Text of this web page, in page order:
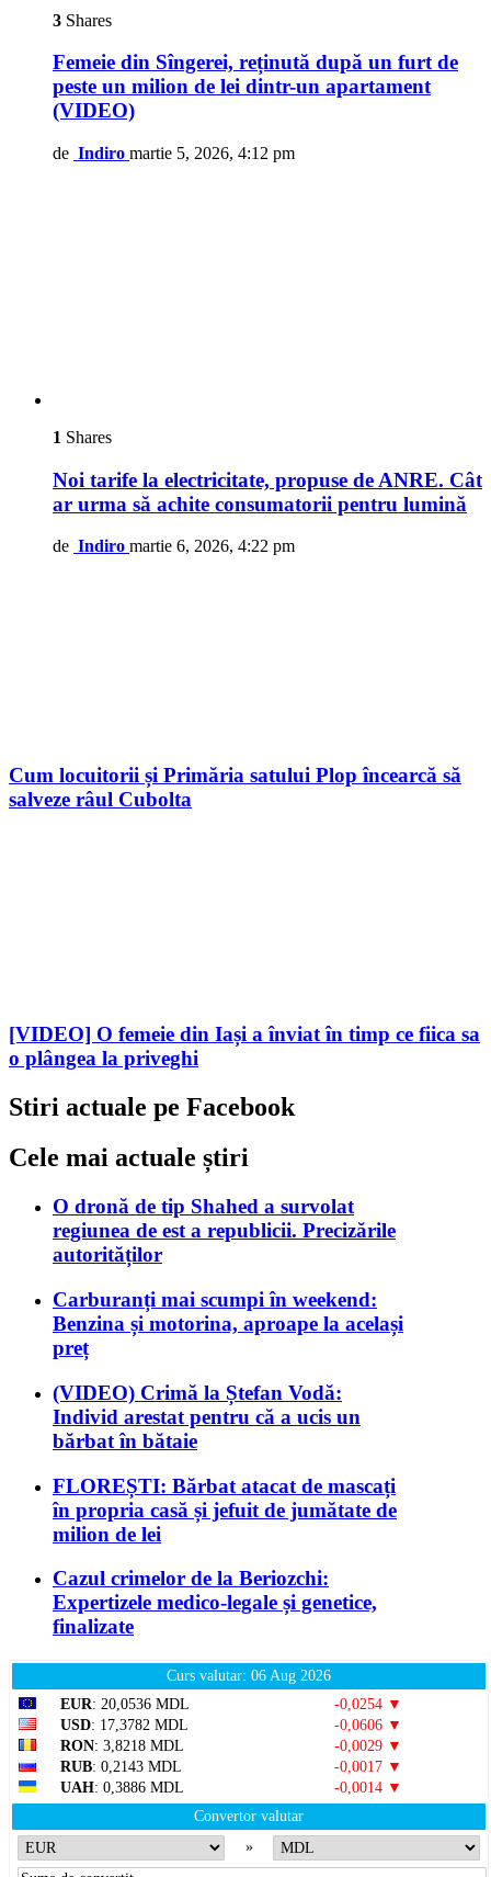
3 Shares
Femeie din Sîngerei, reținută după un furt de
peste un milion de lei dintr-un apartament
(VIDEO)
de Indiro martie 5, 2026, 4:12 pm
1 Shares
Noi tarife la electricitate, propuse de ANRE. Cât
ar urma să achite consumatorii pentru lumină
de Indiro martie 6, 2026, 4:22 pm
Cum locuitorii și Primăria satului Plop încearcă să
salveze râul Cubolta
[VIDEO] O femeie din Iași a înviat în timp ce fiica sa
o plângea la priveghi
Stiri actuale pe Facebook
Cele mai actuale știri
O dronă de tip Shahed a survolat
regiunea de est a republicii. Precizările
autorităților
Carburanți mai scumpi în weekend:
Benzina și motorina, aproape la același
preț
(VIDEO) Crimă la Ștefan Vodă:
Individ arestat pentru că a ucis un
bărbat în bătaie
FLOREȘTI: Bărbat atacat de mascați
în propria casă și jefuit de jumătate de
milion de lei
Cazul crimelor de la Beriozchi:
Expertizele medico-legale și genetice,
finalizate
Curs valutar: 06 Aug 2026
EUR: 20,0536 MDL
-0,0254 ▼
USD: 17,3782 MDL
-0,0606 ▼
RON: 3,8218 MDL
-0,0029 ▼
RUB: 0,2143 MDL
-0,0017 ▼
UAH: 0,3886 MDL
-0,0014 ▼
Convertor valutar
»